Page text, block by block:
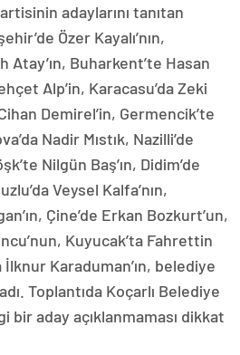
adaylarını tanıtan
Özer Kayalı’nın,
Atay’ın, Buharkent’te Hasan
Alp’in, Karacasu’da Zeki
Demirel’in, Germencik’te
Nadir Mıstık, Nazilli’de
Nilgün Baş’ın, Didim’de
Veysel Kalfa’nın,
Çine’de Erkan Bozkurt’un,
Kuyucak’ta Fahrettin
Karaduman’ın, belediye
Toplantıda Koçarlı Belediye
bir aday açıklanmaması dikkat